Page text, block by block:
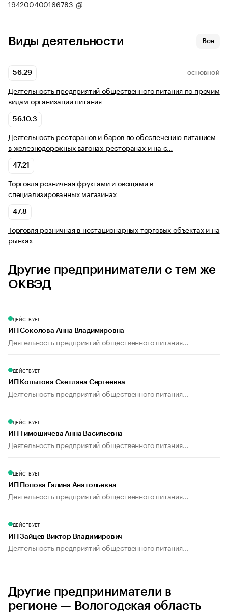
194200400166783
Виды деятельности Все
56.29 ОСНОВНОЙ
Деятельность предприятий общественного питания по прочим
видам организации питания
56.10.3
Деятельность ресторанов и баров по обеспечению питанием
в железнодорожных вагонах-ресторанах и на с…
47.21
Торговля розничная фруктами и овощами в
специализированных магазинах
47.8
Торговля розничная в нестационарных торговых объектах и на
рынках
Другие предприниматели с тем же
ОКВЭД
ДЕЙСТВУЕТ
ИП Соколова Анна Владимировна
Деятельность предприятий общественного питания...
ДЕЙСТВУЕТ
ИП Копытова Светлана Сергеевна
Деятельность предприятий общественного питания...
ДЕЙСТВУЕТ
ИП Тимошичева Анна Васильевна
Деятельность предприятий общественного питания...
ДЕЙСТВУЕТ
ИП Попова Галина Анатольевна
Деятельность предприятий общественного питания...
ДЕЙСТВУЕТ
ИП Зайцев Виктор Владимирович
Деятельность предприятий общественного питания...
Другие предприниматели в
регионе — Вологодская область